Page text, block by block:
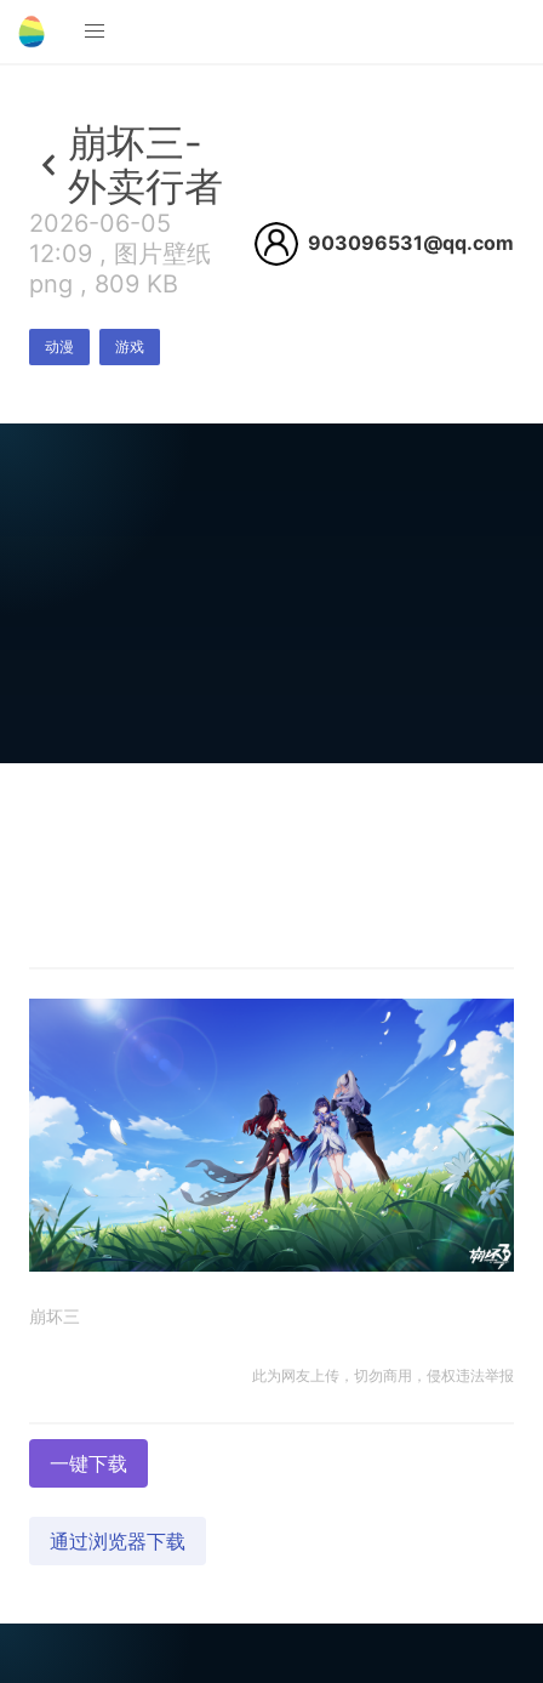
崩坏三-
外卖行者
2026-06-05
12:09 , 图片壁纸
png , 809 KB
动漫 游戏
903096531@qq.com
崩坏三
此为网友上传，切勿商用，侵权违法举报
一键下载
通过浏览器下载